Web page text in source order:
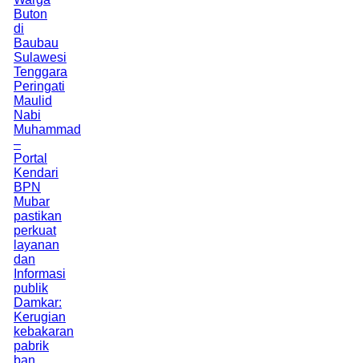
Buton
di
Baubau
Sulawesi
Tenggara
Peringati
Maulid
Nabi
Muhammad
–
Portal
Kendari
BPN
Mubar
pastikan
perkuat
layanan
dan
Informasi
publik
Damkar:
Kerugian
kebakaran
pabrik
ban